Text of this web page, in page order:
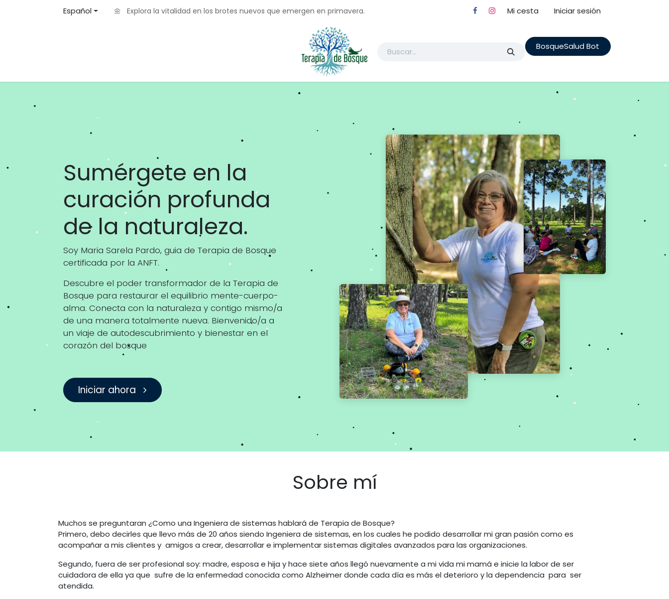
Español 🌼 Explora la vitalidad en los brotes nuevos que emergen en primavera. Mi cesta Iniciar sesión
Acuerdo de Participante COP16 Cita Terapia en Familia Cursos
BosqueSalud Bot
Sumérgete en la
curación profunda
de la naturaleza.
Soy Maria Sarela Pardo, guia de Terapia de Bosque
certificada por la ANFT.
Descubre el poder transformador de la Terapia de
Bosque para restaurar el equilibrio mente-cuerpo-
alma. Conecta con la naturaleza y contigo mismo/a
de una manera totalmente nueva. Bienvenido/a a
un viaje de autodescubrimiento y bienestar en el
corazón del bosque
Iniciar ahora
Sobre mí
Muchos se preguntaran ¿Como una Ingeniera de sistemas hablará de Terapia de Bosque?
Primero, debo decirles que llevo más de 20 años siendo Ingeniera de sistemas, en los cuales he podido desarrollar mi gran pasión como es
acompañar a mis clientes y amigos a crear, desarrollar e implementar sistemas digitales avanzados para las organizaciones.
Segundo, fuera de ser profesional soy: madre, esposa e hija y hace siete años llegó nuevamente a mi vida mi mamá e inicie la labor de ser
cuidadora de ella ya que sufre de la enfermedad conocida como Alzheimer donde cada día es más el deterioro y la dependencia para ser
atendida.